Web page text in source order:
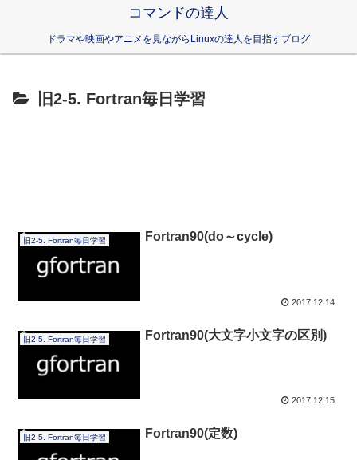
コマンドの達人
ドラマや映画やアニメを見ながらLinuxの達人を目指すブログ
旧2-5. Fortran毎日学習
旧2-5. Fortran毎日学習 Fortran90(do～cycle)
2017.12.14
旧2-5. Fortran毎日学習 Fortran90(大文字小文字の区別)
2017.12.15
旧2-5. Fortran毎日学習 Fortran90(定数)